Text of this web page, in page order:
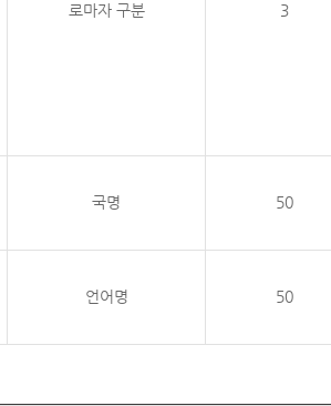
로마자 구분 3
국명 50
언어명 50